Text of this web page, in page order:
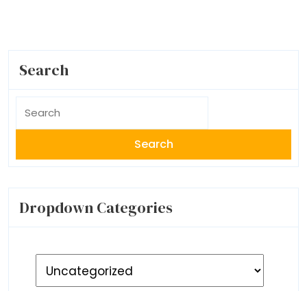
Search
for:
Dropdown Categories